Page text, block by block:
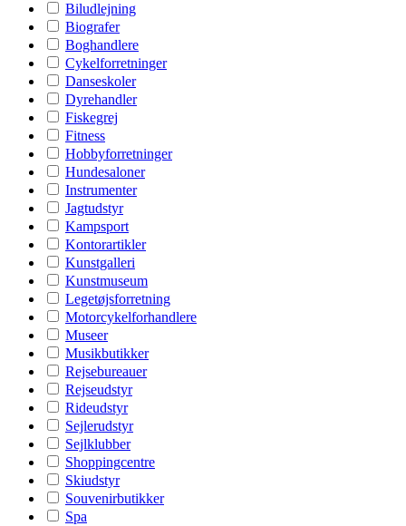
Biludlejning
Biografer
Boghandlere
Cykelforretninger
Danseskoler
Dyrehandler
Fiskegrej
Fitness
Hobbyforretninger
Hundesaloner
Instrumenter
Jagtudstyr
Kampsport
Kontorartikler
Kunstgalleri
Kunstmuseum
Legetøjsforretning
Motorcykelforhandlere
Museer
Musikbutikker
Rejsebureauer
Rejseudstyr
Rideudstyr
Sejlerudstyr
Sejlklubber
Shoppingcentre
Skiudstyr
Souvenirbutikker
Spa